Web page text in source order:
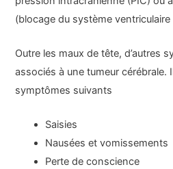
(blocage du système ventriculaire
Outre les maux de tête, d’autres
associés à une tumeur cérébrale.
symptômes suivants
Saisies
Nausées et vomissements
Perte de conscience